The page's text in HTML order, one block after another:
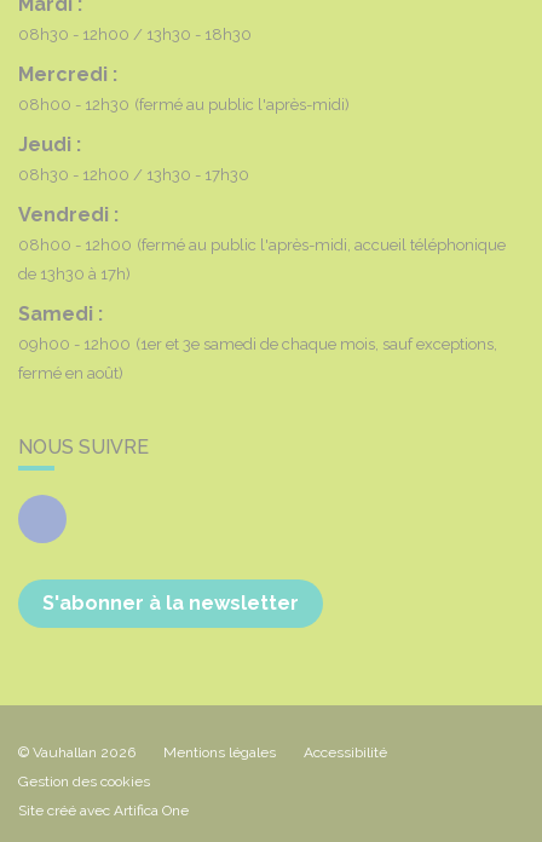
08h30 - 12h00 13h30 - 18h30
Mercredi :
08h00 - 12h30 (fermé au public l'après-midi)
Jeudi :
08h30 - 12h00 13h30 - 17h30
Vendredi :
08h00 - 12h00 (fermé au public l'après-midi, accueil téléphonique
de 13h30 à 17h)
Samedi :
09h00 - 12h00 (1er et 3e samedi de chaque mois, sauf exceptions,
fermé en août)
NOUS SUIVRE
Facebook
S'abonner à la newsletter
© Vauhallan 2026 Mentions légales
Accessibilité
Gestion des cookies
Site créé avec Artifica One